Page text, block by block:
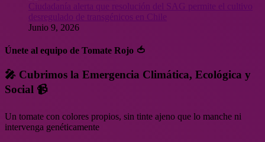
Ciudadanía alerta que resolución del SAG permite el cultivo
desregulado de transgénicos en Chile
Junio 9, 2026
Únete al equipo de Tomate Rojo 🍅
🎤 Cubrimos la Emergencia Climática, Ecológica y
Social 📹
Un tomate con colores propios, sin tinte ajeno que lo manche ni
intervenga genéticamente